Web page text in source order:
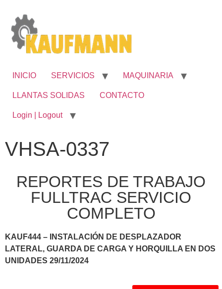
INICIO SERVICIOS MAQUINARIA
LLANTAS SOLIDAS CONTACTO
Login | Logout
VHSA-0337
REPORTES DE TRABAJO
FULLTRAC SERVICIO
COMPLETO
KAUF444 – INSTALACIÓN DE DESPLAZADOR
LATERAL, GUARDA DE CARGA Y HORQUILLA EN DOS
UNIDADES 29/11/2024